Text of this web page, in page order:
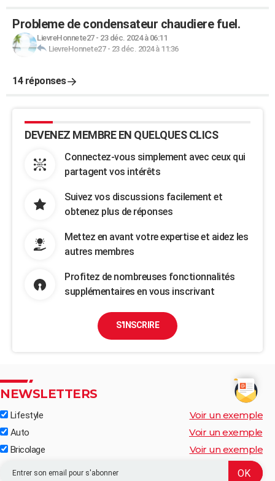
Probleme de condensateur chaudiere fuel.
LievreHonnete27- 23 déc. 2024 à 06:11
LievreHonnete27- 23 déc. 2024 à 11:36
14 réponses
DEVENEZ MEMBRE EN QUELQUES CLICS
Connectez-vous simplement avec ceux qui
partagent vos intérêts
Suivez vos discussions facilement et
obtenez plus de réponses
Mettez en avant votre expertise et aidez les
autres membres
Profitez de nombreuses fonctionnalités
supplémentaires en vous inscrivant
S'INSCRIRE
NEWSLETTERS
Lifestyle Voir un exemple
Auto Voir un exemple
Bricolage Voir un exemple